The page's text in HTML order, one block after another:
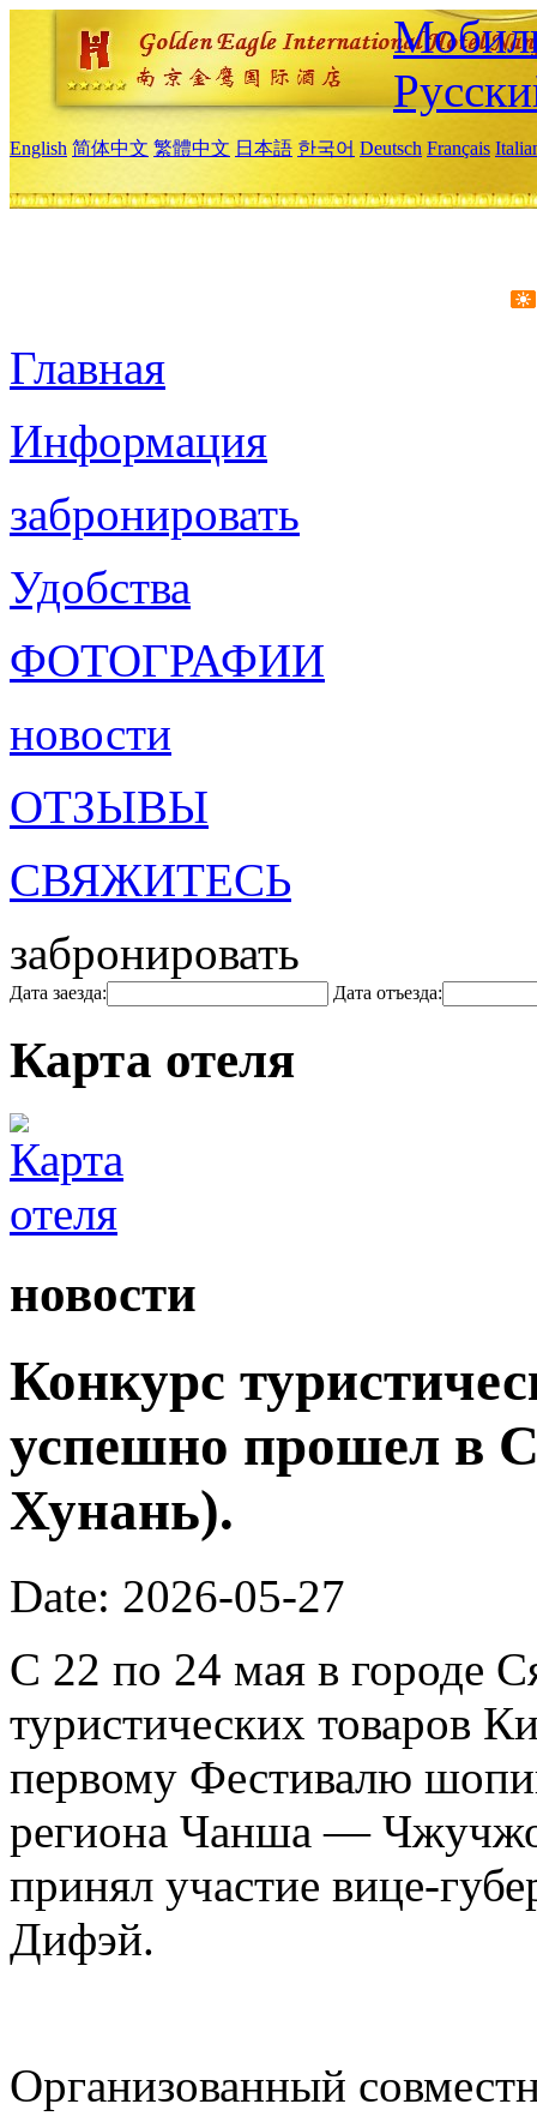
English 简体中文 繁體中文 日本語 한국어 Deutsch Français
Главная
Информация
забронировать
Удобства
ФОТОГРАФИИ
новости
ОТЗЫВЫ
СВЯЖИТЕСЬ
забронировать
Дата заезда: Дата отъезда:
Карта отеля
новости
Конкурс
успешно прошел в
Хунань).
Date: 2026-05-27
С 22 по 24 мая в городе
туристических товаров
первому Фестивалю
региона Чанша —
принял участие вице-
Дифэй.
Организованный